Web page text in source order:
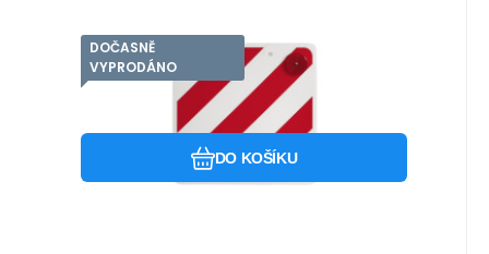
DOČASNĚ
VYPRODÁNO
Výstražná cedule 50x50cm
REMIO
KARAKDORM47116
Kód dod.: DO RM47116 KELLY
Záruka2roky
389Kč
NENÍ SKLADEM
DO KOŠÍKU
Oblíbený
Porovnat
Výstražná reflexní tabule v lehkém
plastovém provedení se 4 kulatými
odrazovými skly. Tato tabule po